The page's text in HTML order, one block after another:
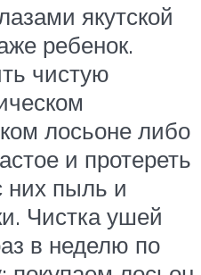
якутской
ребенок.
чистую
лосьоне либо
и протереть
них пыль и
Чистка ушей
в неделю по